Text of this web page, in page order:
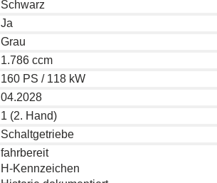
Schwarz
Ja
Grau
1.786 ccm
160 PS / 118 kW
04.2028
1 (2. Hand)
Schaltgetriebe
fahrbereit
H-Kennzeichen